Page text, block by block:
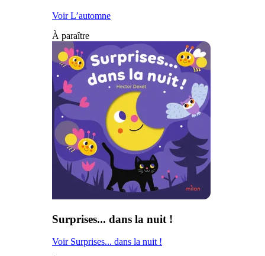
Voir L’automne
À paraître
Surprises... dans la nuit !
Voir Surprises... dans la nuit !